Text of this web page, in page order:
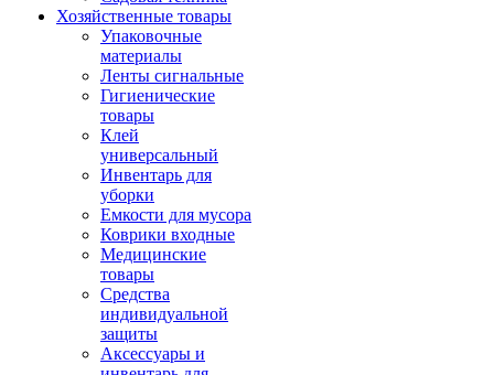
Хозяйственные товары
Упаковочные
материалы
Ленты сигнальные
Гигиенические
товары
Клей
универсальный
Инвентарь для
уборки
Емкости для мусора
Коврики входные
Медицинские
товары
Средства
индивидуальной
защиты
Аксессуары и